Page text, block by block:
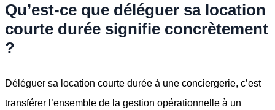
Qu’est-ce que déléguer sa location
courte durée signifie concrètement
?
Déléguer sa location courte durée à une conciergerie, c’est
transférer l’ensemble de la gestion opérationnelle à un